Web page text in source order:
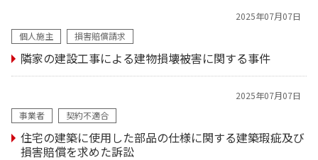
2025年07月07日
個人施主
損害賠償請求
隣家の建設工事による建物損壊被害に関する事件
2025年07月07日
事業者
契約不適合
住宅の建築に使用した部品の仕様に関する建築瑕疵及び
損害賠償を求めた訴訟